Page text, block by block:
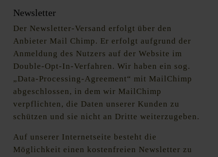
Newsletter
Der Newsletter-Versand erfolgt über den
Anbieter Mail Chimp. Er erfolgt aufgrund der
Anmeldung des Nutzers auf der Website im
Double-Opt-In-Verfahren. Wir haben ein sog.
„Data-Processing-Agreement“ mit MailChimp
abgeschlossen, in dem wir MailChimp
verpflichten, die Daten unserer Kunden zu
schützen und sie nicht an Dritte weiterzugeben.
Auf unserer Internetseite besteht die
Möglichkeit einen kostenfreien Newsletter zu